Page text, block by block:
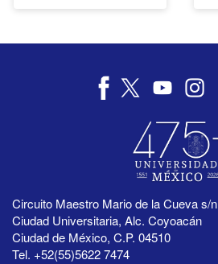
Circuito Maestro Mario de la Cueva s/n
Ciudad Universitaria, Alc. Coyoacán
Ciudad de México, C.P. 04510
Tel. +52(55)5622 7474